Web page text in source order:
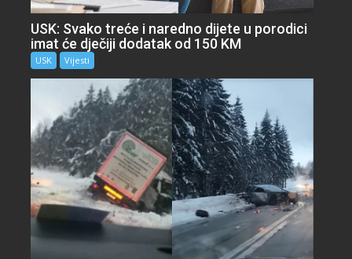
USK: Svako treće i naredno dijete u porodici
imat će dječiji dodatak od 150 KM
USK Vijesti